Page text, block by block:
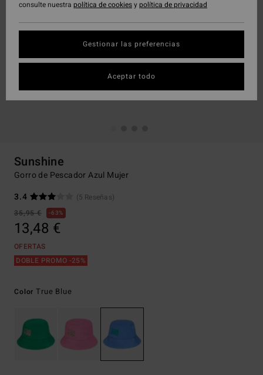
Sunshine
Gorro de Pescador Azul Mujer
3.4
(5 Reseñas)
35,95 €
63%
13,48 €
OFERTAS
DOBLE PROMO -25%
ColorTrue Blue
consulte nuestra política de cookiesypolítica de privacidad
Gestionar las preferencias
Aceptar todo